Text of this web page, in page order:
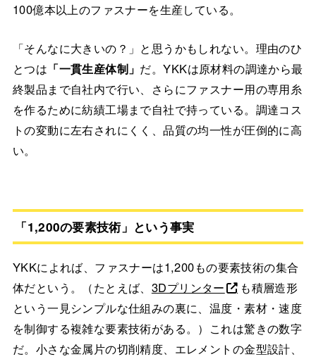
100億本以上のファスナーを生産している。
「そんなに大きいの？」と思うかもしれない。理由のひ
とつは 「一貫生産体制」 だ。YKKは原材料の調達から最
終製品まで自社内で行い、さらにファスナー用の専用糸
を作るために紡績工場まで自社で持っている。調達コス
トの変動に左右されにくく、品質の均一性が圧倒的に高
い。
「1,200の要素技術」という事実
YKKによれば、ファスナーは1,200もの要素技術の集合
体だという。（たとえば、 3Dプリンター
も積層造形
という一見シンプルな仕組みの裏に、温度・素材・速度
を制御する複雑な要素技術がある。）これは驚きの数字
だ。小さな金属片の切削精度、エレメントの金型設計、